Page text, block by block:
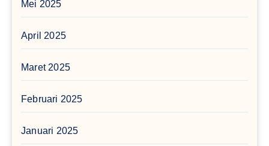
Mei 2025
April 2025
Maret 2025
Februari 2025
Januari 2025